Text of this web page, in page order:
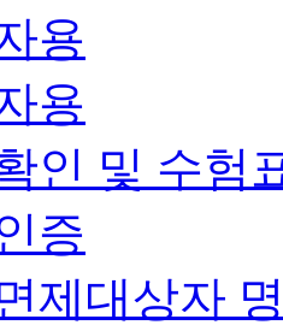
용
용
인 및 수험
증
제대상자